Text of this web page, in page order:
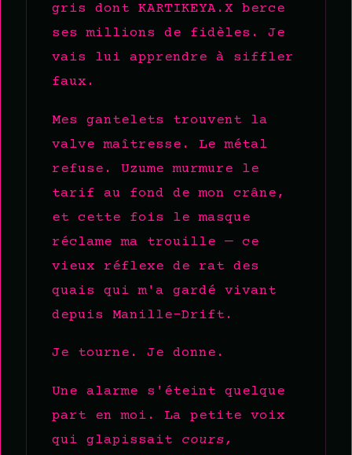
gris dont KARTIKEYA.X berce
ses millions de fidèles. Je
vais lui apprendre à siffler
faux.
Mes gantelets trouvent la
valve maîtresse. Le métal
refuse. Uzume murmure le
tarif au fond de mon crâne,
et cette fois le masque
réclame ma trouille — ce
vieux réflexe de rat des
quais qui m'a gardé vivant
depuis Manille-Drift.
Je tourne. Je donne.
Une alarme s'éteint quelque
part en moi. La petite voix
qui glapissait cours,